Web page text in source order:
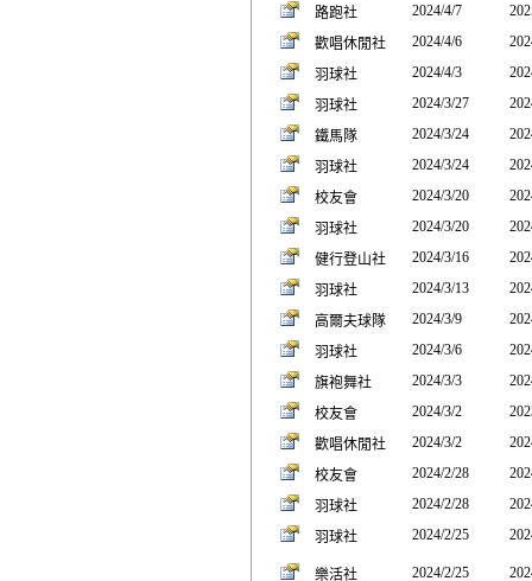
路跑社
2024/4/7
歡唱休閒社
2024/4/6
羽球社
2024/4/3
羽球社
2024/3/27
鐵馬隊
2024/3/24
羽球社
2024/3/24
校友會
2024/3/20
羽球社
2024/3/20
健行登山社
2024/3/16
羽球社
2024/3/13
高爾夫球隊
2024/3/9
羽球社
2024/3/6
旗袍舞社
2024/3/3
校友會
2024/3/2
歡唱休閒社
2024/3/2
校友會
2024/2/28
羽球社
2024/2/28
羽球社
2024/2/25
樂活社 2024/2/25